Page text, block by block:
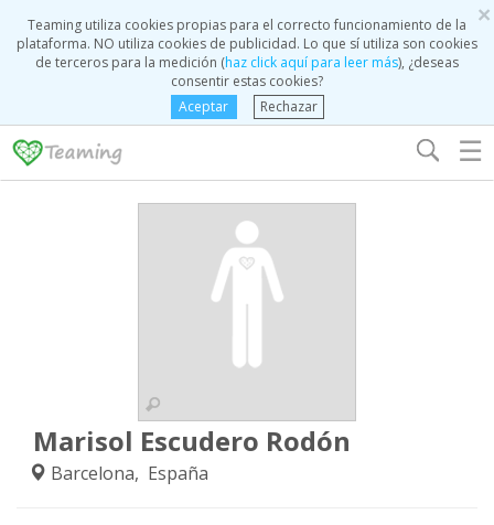
×
Teaming utiliza cookies propias para el correcto funcionamiento de la
plataforma. NO utiliza cookies de publicidad. Lo que sí utiliza son cookies
de terceros para la medición (haz click aquí para leer más), ¿deseas
consentir estas cookies?
Aceptar
Rechazar
☰
Marisol Escudero Rodón
Barcelona, España